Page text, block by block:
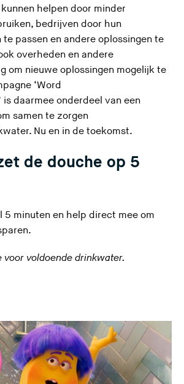
helpen door minder
bedrijven door hun
passen en andere oplossingen te
overheden en andere
om nieuwe oplossingen mogelijk te
‘Word
is daarmee onderdeel van een
samen te zorgen
Nu en in de toekomst.
de douche op 5
5 minuten en help direct mee om
voor voldoende drinkwater.